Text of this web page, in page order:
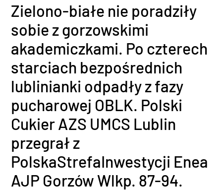
Zielono-białe nie poradziły
sobie z gorzowskimi
akademiczkami. Po czterech
starciach bezpośrednich
lublinianki odpadły z fazy
pucharowej OBLK. Polski
Cukier AZS UMCS Lublin
przegrał z
PolskaStrefaInwestycji Enea
AJP Gorzów Wlkp. 87-94.